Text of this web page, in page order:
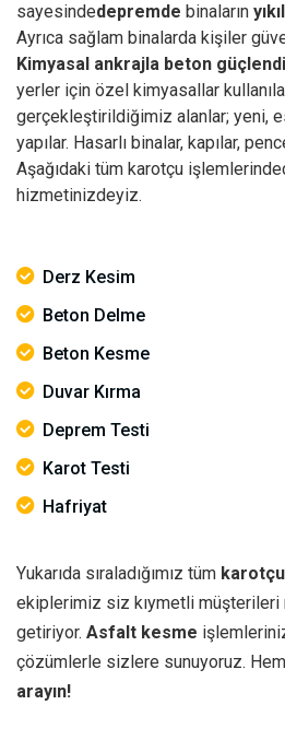
sayesindedepremde binaların
Ayrıca sağlam binalarda kişiler
Kimyasal ankrajla beton
yerler için özel kimyasallar
gerçekleştirildiğimiz alanlar; yeni,
yapılar. Hasarlı binalar, kapılar,
Aşağıdaki tüm karotçu
hizmetinizdeyiz.
Derz Kesim
Beton Delme
Beton Kesme
Duvar Kırma
Deprem Testi
Karot Testi
Hafriyat
Yukarıda sıraladığımız tüm karotçu
ekiplerimiz siz kıymetli müşterileri
getiriyor. Asfalt kesme
çözümlerle sizlere sunuyoruz.
arayın!